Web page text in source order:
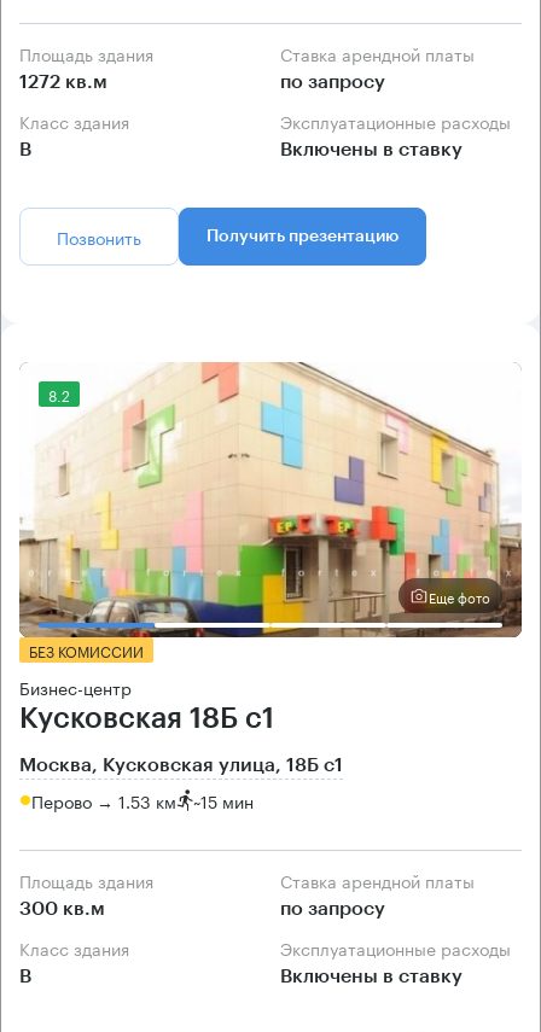
Площадь здания
1272 кв.м
Ставка арендной платы
по запросу
Класс здания
B
Эксплуатационные расходы
Включены в ставку
Позвонить Получить презентацию
8.2
Еще фото
БЕЗ КОМИССИИ
Бизнес-центр
Кусковская 18Б с1
Москва, Кусковская улица, 18Б с1
Перово → 1.53 км ~15 мин
Площадь здания
300 кв.м
Ставка арендной платы
по запросу
Класс здания
B
Эксплуатационные расходы
Включены в ставку